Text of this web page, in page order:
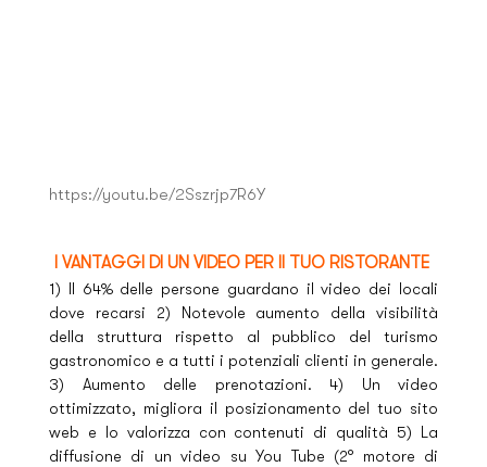
https://youtu.be/2Sszrjp7R6Y
I VANTAGGI DI UN VIDEO PER Il TUO RISTORANTE
1) Il 64% delle persone guardano il video dei locali
dove recarsi 2) Notevole aumento della visibilità
della struttura rispetto al pubblico del turismo
gastronomico e a tutti i potenziali clienti in generale.
3) Aumento delle prenotazioni. 4) Un video
ottimizzato, migliora il posizionamento del tuo sito
web e lo valorizza con contenuti di qualità 5) La
diffusione di un video su You Tube (2° motore di